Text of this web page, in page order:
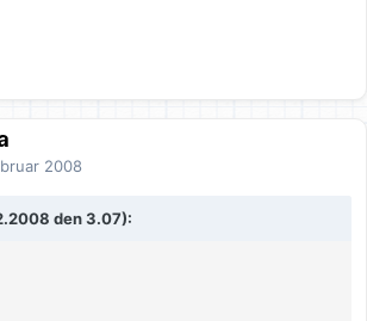
2008
den 3.07):